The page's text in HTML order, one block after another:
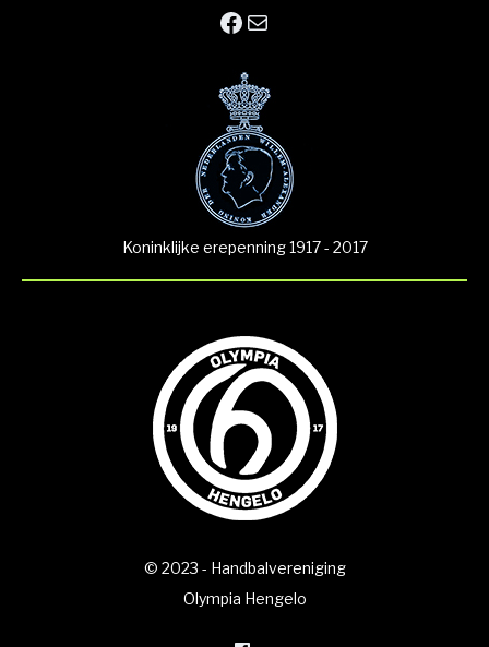
Facebook
E-mail
Koninklijke erepenning 1917 - 2017
© 2023 - Handbalvereniging
Olympia Hengelo